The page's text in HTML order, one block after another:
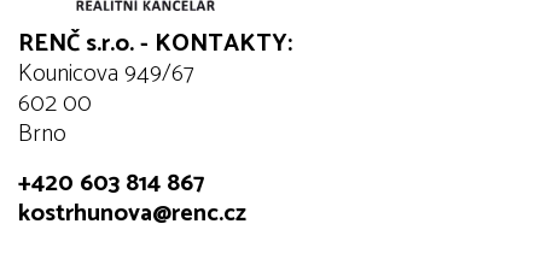
RENČ s.r.o. - KONTAKTY:
Kounicova 949/67
602 00
Brno
+420 603 814 867
kostrhunova@renc.cz